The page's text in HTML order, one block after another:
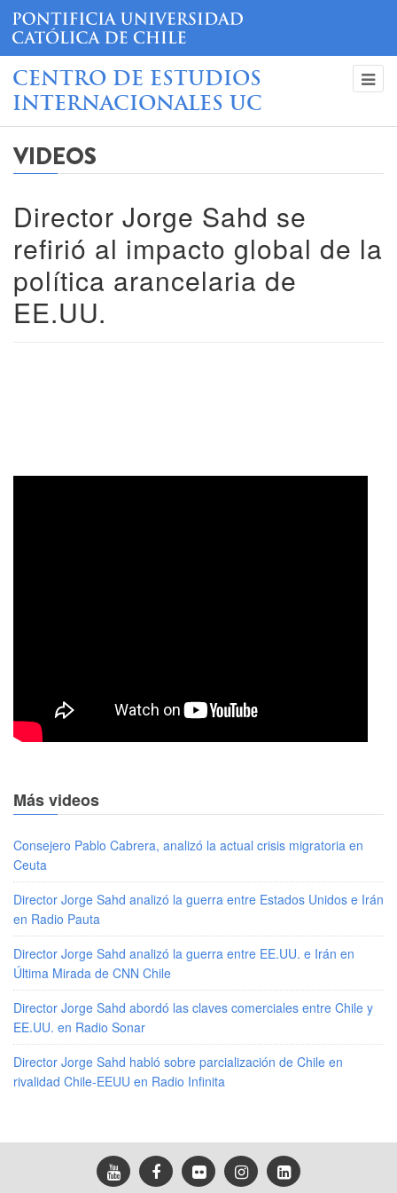
CENTRO DE ESTUDIOS
INTERNACIONALES UC
VIDEOS
Director Jorge Sahd se
refirió al impacto global de la
política arancelaria de
EE.UU.
Más videos
Consejero Pablo Cabrera, analizó la actual crisis migratoria en
Ceuta
Director Jorge Sahd analizó la guerra entre Estados Unidos e Irán
en Radio Pauta
Director Jorge Sahd analizó la guerra entre EE.UU. e Irán en
Última Mirada de CNN Chile
Director Jorge Sahd abordó las claves comerciales entre Chile y
EE.UU. en Radio Sonar
Director Jorge Sahd habló sobre parcialización de Chile en
rivalidad Chile-EEUU en Radio Infinita